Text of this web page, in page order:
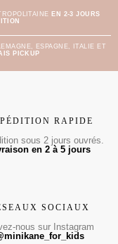
EN 2-3 JOURS
ESPAGNE, ITALIE ET
PICKUP
RAPIDE
sous 2 jours ouvrés.
en 2 à 5 jours
SOCIAUX
nous sur Instagram